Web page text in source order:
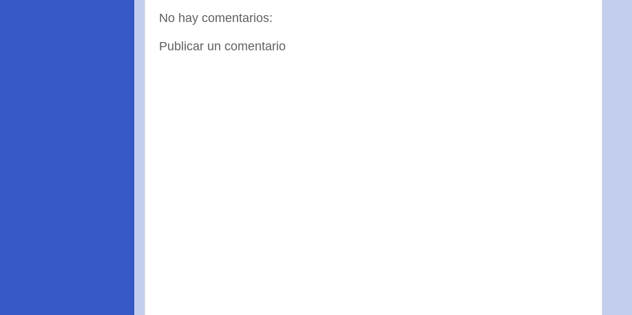
No hay comentarios:
Publicar un comentario